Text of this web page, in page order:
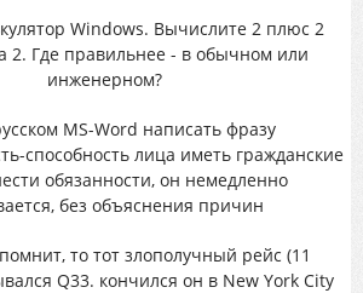
Windows. Вычислите 2 плюс 2
2. Где правильнее - в обычном или
инженерном?
MS-Word написать фразу
способность лица иметь гражданские
обязанности, он немедленно
без объяснения причин
то тот злополучный рейс (11
Q33. кончился он в New York City